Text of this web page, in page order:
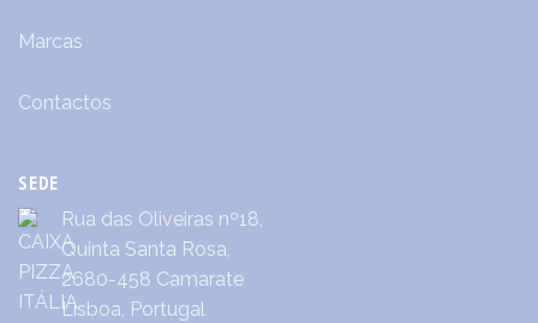
Marcas
Contactos
SEDE
Rua das Oliveiras nº18,
Quinta Santa Rosa,
2680-458 Camarate
Lisboa, Portugal